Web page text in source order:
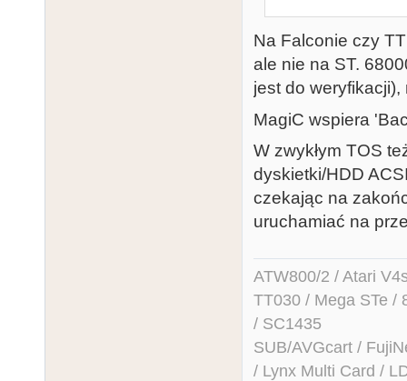
Na Falconie czy
ale nie na ST.
jest do
MagiC wspiera
W zwykłym TOS
dyskietki/HDD
czekając na
uruchamiać na
ATW800/2 / Atari
TT030 / Mega STe /
/ SC1435
SUB/AVGcart /
/ Lynx Multi Card /